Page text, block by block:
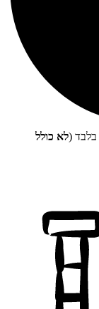
בלבד (לא כולל